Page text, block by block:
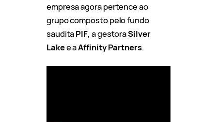
empresa agora pertence ao
grupo composto pelo fundo
sauditaPIF, a gestoraSilver
Lakee aAffinity Partners.